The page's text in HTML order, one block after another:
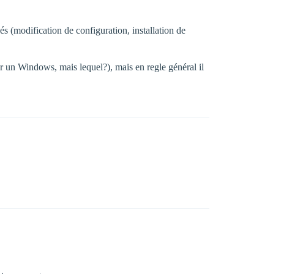
(modification de configuration, installation de
Windows, mais lequel?), mais en regle général il